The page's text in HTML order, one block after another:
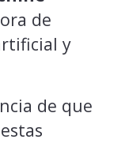
de
y
de que